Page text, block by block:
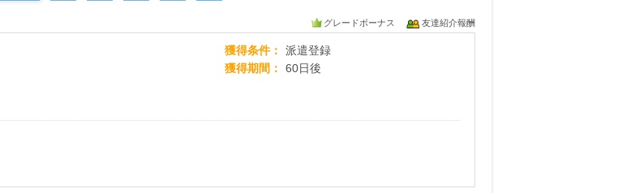
グレードボーナス 友達紹介報酬
獲得条件
派遣登録
獲得期間
60日後